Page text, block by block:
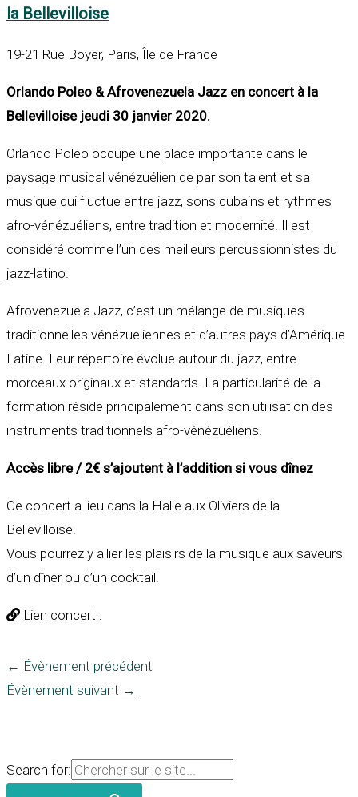
la Bellevilloise
19-21 Rue Boyer, Paris, Île de France
Orlando Poleo & Afrovenezuela Jazz en concert à la
Bellevilloise jeudi 30 janvier 2020.
Orlando Poleo occupe une place importante dans le
paysage musical vénézuélien de par son talent et sa
musique qui fluctue entre jazz, sons cubains et rythmes
afro-vénézuéliens, entre tradition et modernité. Il est
considéré comme l’un des meilleurs percussionnistes du
jazz-latino.
Afrovenezuela Jazz, c’est un mélange de musiques
traditionnelles vénézueliennes et d’autres pays d’Amérique
Latine. Leur répertoire évolue autour du jazz, entre
morceaux originaux et standards. La particularité de la
formation réside principalement dans son utilisation des
instruments traditionnels afro-vénézuéliens.
Accès libre/ 2€ s’ajoutent à l’addition si vous dînez
Ce concert a lieu dans la Halle aux Oliviers de la
Bellevilloise.
Vous pourrez y allier les plaisirs de la musique aux saveurs
d’un dîner ou d’un cocktail.
Lien concert :
← Évènement précédent
Évènement suivant →
Search for: